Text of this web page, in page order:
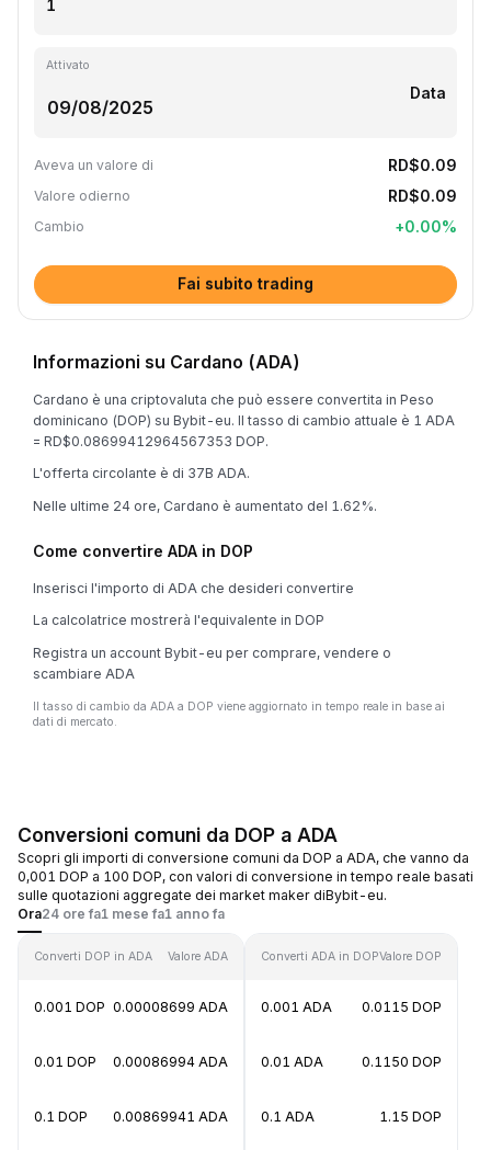
Attivato
Data
Aveva un valore di RD$0.09
Valore odierno RD$0.09
Cambio +0.00%
Fai subito trading
Informazioni su Cardano (ADA)
Cardano è una criptovaluta che può essere convertita in Peso
dominicano (DOP) su Bybit-eu. Il tasso di cambio attuale è 1 ADA
= RD$0.08699412964567353 DOP.
L'offerta circolante è di 37B ADA.
Nelle ultime 24 ore, Cardano è aumentato del 1.62%.
Come convertire ADA in DOP
Inserisci l'importo di ADA che desideri convertire
La calcolatrice mostrerà l'equivalente in DOP
Registra un account Bybit-eu per comprare, vendere o
scambiare ADA
Il tasso di cambio da ADA a DOP viene aggiornato in tempo reale in base ai
dati di mercato.
Conversioni comuni da DOP a ADA
Scopri gli importi di conversione comuni da DOP a ADA, che vanno da
0,001 DOP a 100 DOP, con valori di conversione in tempo reale basati
sulle quotazioni aggregate dei market maker diBybit-eu.
Ora24 ore fa1 mese fa1 anno fa
Converti DOP in ADA Valore ADA
0.001 DOP 0.00008699 ADA
0.01 DOP 0.00086994 ADA
0.1 DOP 0.00869941 ADA
Converti ADA in DOPValore DOP
0.001 ADA 0.0115 DOP
0.01 ADA 0.1150 DOP
0.1 ADA 1.15 DOP